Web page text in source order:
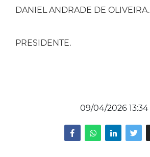
DANIEL ANDRADE DE OLIVEIRA.
PRESIDENTE.
09/04/2026 13:34